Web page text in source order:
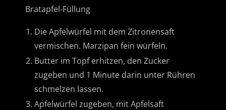
Bratapfel-Füllung
Die Apfelwürfel mit dem Zitronensaft
vermischen. Marzipan fein würfeln.
Butter im Topf erhitzen, den Zucker
zugeben und 1 Minute darin unter Rühren
schmelzen lassen.
Apfelwürfel zugeben, mit Apfelsaft